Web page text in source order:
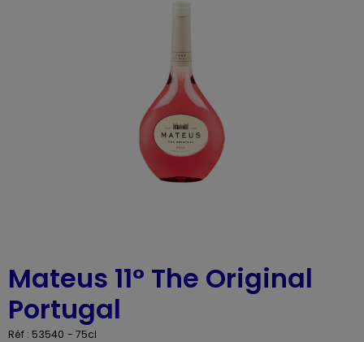
Mateus 11° The Original
Portugal
Réf : 53540 - 75cl